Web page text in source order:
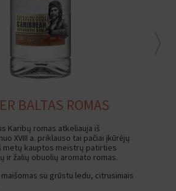
BALTAS ROMAS
Karibų romas atkeliauja iš
XVIII a. priklauso tai pačiai įkūrėjų
metų kauptos meistrų patirties
ir žalių obuolių aromato romas.
su grūstu ledu, citrusiniais